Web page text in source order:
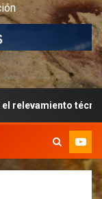
técnico en